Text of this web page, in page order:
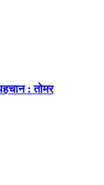
: तोमर